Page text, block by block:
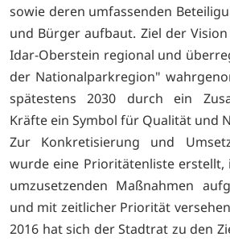
sowie deren umfassenden
und Bürger aufbaut. Ziel der
Idar-Oberstein regional und
der Nationalparkregion"
spätestens 2030 durch ein
Kräfte ein Symbol für Qualität und
Zur Konkretisierung und
wurde eine Prioritätenliste erstellt,
umzusetzenden Maßnahmen
und mit zeitlicher Priorität
2016 hat sich der Stadtrat zu den